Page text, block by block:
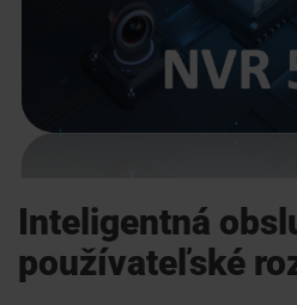
Webináre
ŠKOLENIE
PODPORA
KONTAKTY
Inteligentná
používateľské